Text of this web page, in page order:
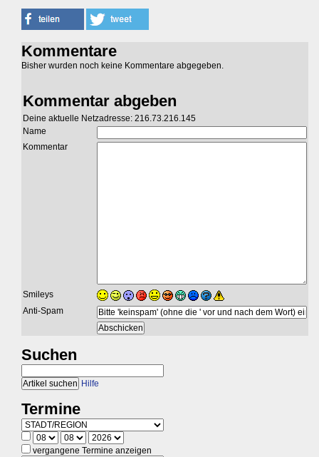
Kommentare
Bisher wurden noch keine Kommentare abgegeben.
Kommentar abgeben
Deine aktuelle Netzadresse: 216.73.216.145
Name
Kommentar
Smileys
Anti-Spam
Suchen
Hilfe
Termine
vergangene Termine anzeigen